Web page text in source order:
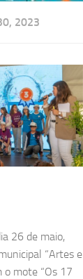
2023
26 de maio,
“Artes e
o mote “Os 17